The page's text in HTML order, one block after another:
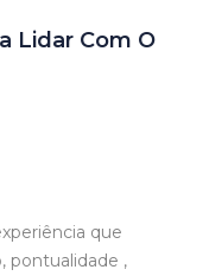
Lidar Com O
que
pontualidade ,